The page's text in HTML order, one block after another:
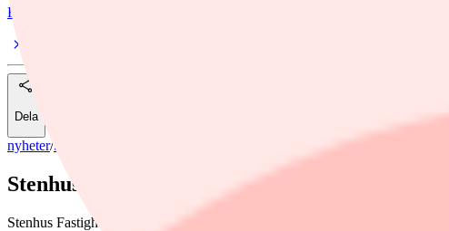
Finwire
Dela
nyheter/Stenhus Fastigheter
Stenhus Fastigheter ökar förvaltningsresultatet
Stenhus Fastigheter redovisar ett ökat förvaltningsresultat under andra